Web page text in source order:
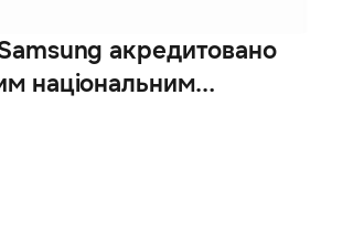
акредитовано
національним
(RNIB) у Великій